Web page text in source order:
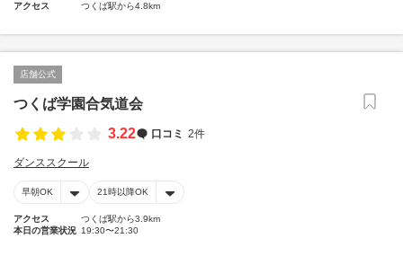
アクセス つくば駅から4.8km
店舗公式
つくば学園合気道会
3.22
口コミ 2件
ダンススクール
早朝OK 21時以降OK
アクセス
つくば駅から3.9km
本日の営業状況 19:30〜21:30